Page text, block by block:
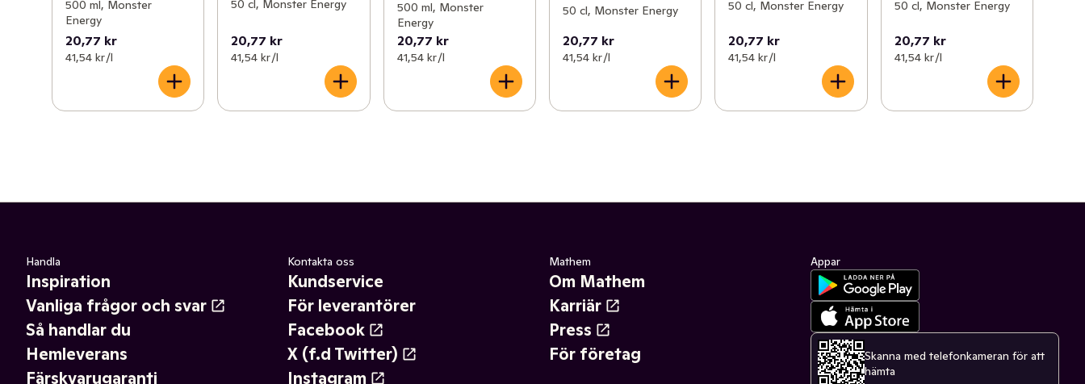
500 ml, Monster
Energy
20,77 kr
41,54 kr /l
50 cl, Monster Energy
20,77 kr
41,54 kr /l
500 ml, Monster
Energy
20,77 kr
41,54 kr /l
50 cl, Monster Energy
20,77 kr
41,54 kr /l
50 cl, Monster Energy
20,77 kr
41,54 kr /l
50 cl, Monster Energy
20,77 kr
41,54 kr /l
Handla
Inspiration
Vanliga frågor och svar
Så handlar du
Hemleverans
Färskvarugaranti
Kontakta oss
Kundservice
För leverantörer
Facebook
X (f.d Twitter)
Instagram
Mathem
Om Mathem
Karriär
Press
För företag
Appar
Skanna med telefonkameran för att
hämta